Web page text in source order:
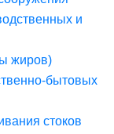
и
жиров)
бытовых
стоков